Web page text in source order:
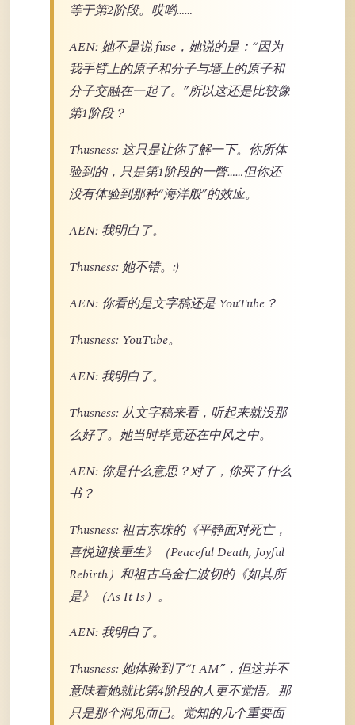
等于第2阶段。哎哟……
AEN: 她不是说 fuse，她说的是：“因为
我手臂上的原子和分子与墙上的原子和
分子交融在一起了。”所以这还是比较像
第1阶段？
Thusness: 这只是让你了解一下。你所体
验到的，只是第1阶段的一瞥……但你还
没有体验到那种“海洋般”的效应。
AEN: 我明白了。
Thusness: 她不错。:)
AEN: 你看的是文字稿还是 YouTube？
Thusness: YouTube。
AEN: 我明白了。
Thusness: 从文字稿来看，听起来就没那
么好了。她当时毕竟还在中风之中。
AEN: 你是什么意思？对了，你买了什么
书？
Thusness: 祖古东珠的《平静面对死亡，
喜悦迎接重生》（Peaceful Death, Joyful
Rebirth）和祖古乌金仁波切的《如其所
是》（As It Is）。
AEN: 我明白了。
Thusness: 她体验到了“I AM”，但这并不
意味着她就比第4阶段的人更不觉悟。那
只是那个洞见而已。觉知的几个重要面